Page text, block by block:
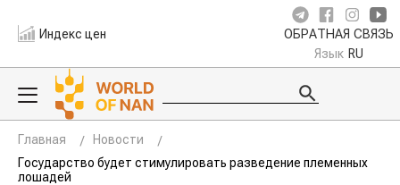
Индекс цен ОБРАТНАЯ СВЯЗЬ
Язык RU
Главная
Новости
Государство будет стимулировать разведение племенных
лошадей